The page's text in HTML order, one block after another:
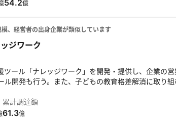
54.2億
、経営者の出身企業が類似しています
ジワーク
ツール「ナレッジワーク」を開発・提供し、企業の
ル開発も行う。また、子どもの教育格差解消に取り
累計調達額
61.3億